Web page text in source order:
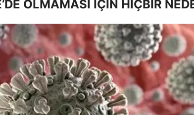
OLMAMASI İÇİN HİÇBİR